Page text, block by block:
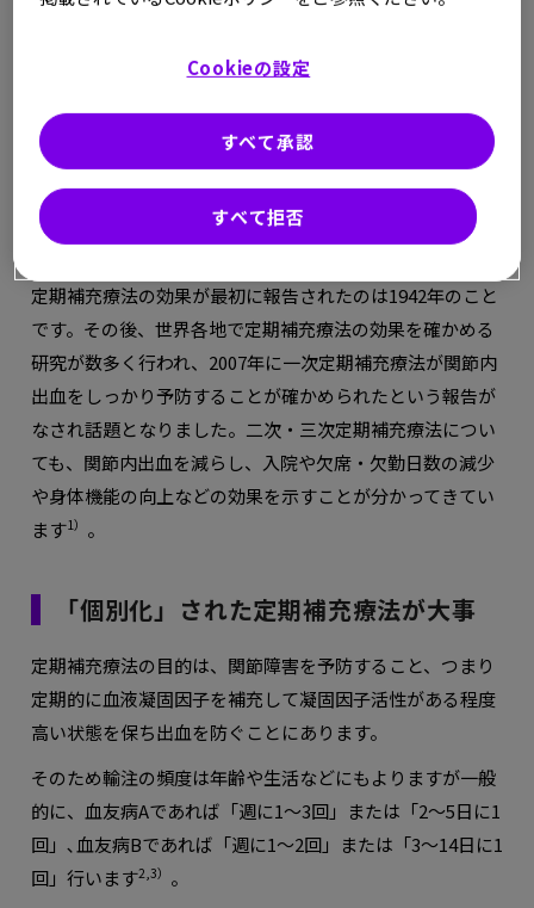
も関節障害がまだ起きていないときに開始した場合をいい
っているけれども、それ以上ひどくならないように開始し
た場合をいいます。
定期補充療法の研究は年々進んでいる
定期補充療法の効果が最初に報告されたのは1942年のこと
です。その後、世界各地で定期補充療法の効果を確かめる
研究が数多く行われ、2007年に一次定期補充療法が関節内
出血をしっかり予防することが確かめられたという報告が
なされ話題となりました。二次・三次定期補充療法につい
ても、関節内出血を減らし、入院や欠席・欠勤日数の減少
や身体機能の向上などの効果を示すことが分かってきてい
ます1） 。
「個別化」された定期補充療法が大事
定期補充療法の目的は、関節障害を予防すること、つまり
定期的に血液凝固因子を補充して凝固因子活性がある程度
高い状態を保ち出血を防ぐことにあります。
そのため輸注の頻度は年齢や生活などにもよりますが一般
的に、血友病Aであれば「週に1〜3回」または「2〜5日に1
回」､血友病Bであれば「週に1〜2回」または「3〜14日に1
回」行います2,3） 。
Cookieの設定
すべて拒否
すべて承認